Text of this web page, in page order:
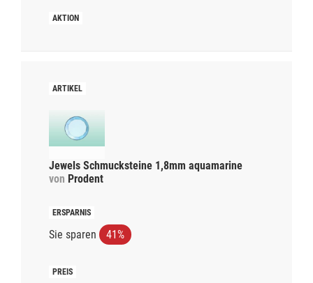
Jewels Schmucksteine 1,8mm aquamarine
von Prodent
Sie sparen 41%